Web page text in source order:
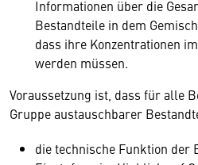
Informationen über die
Bestandteile in dem
dass ihre Konzentrationen
werden müssen.
Voraussetzung ist, dass für alle
Gruppe austauschbarer
die technische Funktion der